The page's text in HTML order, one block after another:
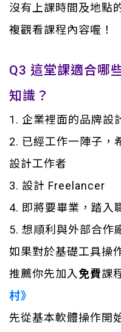
沒有上課時間及地點
複觀看課程內容喔！
Q3 這堂課適合哪
知識？
1. 企業裡面的品牌設
2. 已經工作一陣子，
設計工作者
3. 設計 Freelancer
4. 即將要畢業，踏入
5. 想順利與外部合作
如果對於基礎工具操
推薦你先加入 免費課
村》
先從基本軟體操作開